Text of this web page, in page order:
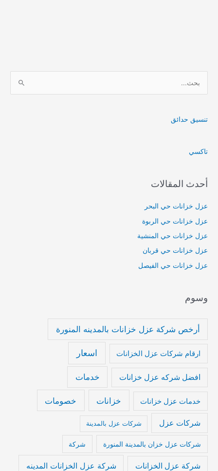
ن
تنسيق حدائق
تاكسي
أحدث المقالات
عزل خزانات حي البحر
عزل خزانات حي الربوة
عزل خزانات حي المنشية
عزل خزانات حي قربان
عزل خزانات حي الفيصل
وسوم
أرخص شركة عزل خزانات بالمدينه المنورة
ارقام شركات عزل الخزانات اسعار
افضل شركه عزل خزانات خدمات
خدمات عزل خزانات خزانات خصومات
شركات عزل شركات عزل بالمدينة
شركات عزل خزان بالمدينة المنورة شركة
شركة عزل الخزانات شركة عزل الخزانات المدينه